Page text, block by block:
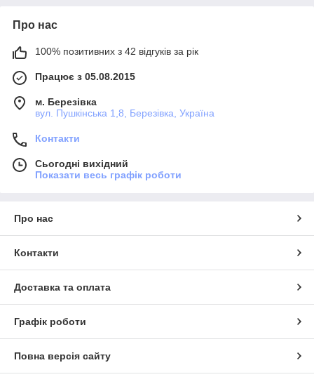
Про нас
100% позитивних з 42 відгуків за рік
Працює з 05.08.2015
м. Березівка
вул. Пушкінська 1,8, Березівка, Україна
Контакти
Сьогодні вихідний
Показати весь графік роботи
Про нас
Контакти
Доставка та оплата
Графік роботи
Повна версія сайту